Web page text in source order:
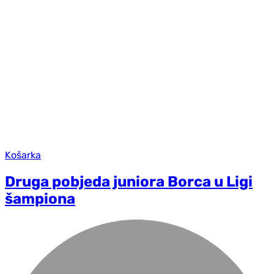
Košarka
Druga pobjeda juniora Borca u Ligi
šampiona